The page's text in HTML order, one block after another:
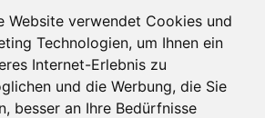
Website verwendet Cookies und
Technologien, um Ihnen ein
Internet-Erlebnis zu
und die Werbung, die Sie
besser an Ihre Bedürfnisse